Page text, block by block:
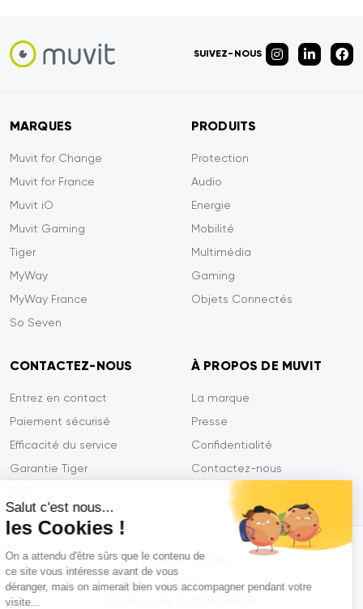
Salut c'est nous...
les Cookies !
On a attendu d'être sûrs que le contenu de
ce site vous intéresse avant de vous
déranger, mais on aimerait bien vous accompagner pendant votre
visite...
SUIVEZ-NOUS
MARQUES
Muvit for Change
Muvit for France
Muvit iO
Muvit Gaming
Tiger
MyWay
MyWay France
So Seven
PRODUITS
Protection
Audio
Energie
Mobilité
Multimédia
Gaming
Objets Connectés
CONTACTEZ-NOUS
Entrez en contact
Paiement sécurisé
Efficacité du service
Garantie Tiger
À PROPOS DE MUVIT
La marque
Presse
Confidentialité
Contactez-nous
Mentions légales